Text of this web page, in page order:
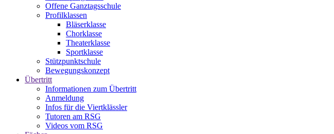
Offene Ganztagsschule
Profilklassen
Bläserklasse
Chorklasse
Theaterklasse
Sportklasse
Stützpunktschule
Bewegungskonzept
Übertritt
Informationen zum Übertritt
Anmeldung
Infos für die Viertklässler
Tutoren am RSG
Videos vom RSG